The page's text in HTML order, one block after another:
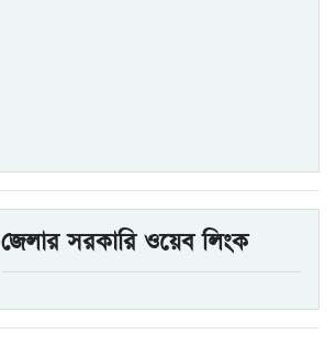
জেলার সরকারি ওয়েব লিংক